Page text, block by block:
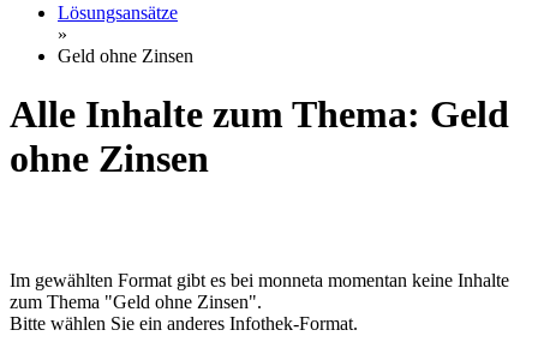
Lösungsansätze
»
Geld ohne Zinsen
Alle Inhalte zum Thema: Geld
ohne Zinsen
Im gewählten Format gibt es bei monneta momentan keine Inhalte
zum Thema "Geld ohne Zinsen".
Bitte wählen Sie ein anderes Infothek-Format.